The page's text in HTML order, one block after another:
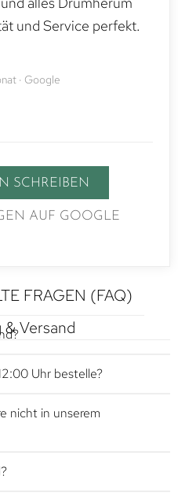
und Service perfekt.
· Google
SCHREIBEN
AUF GOOGLE
FRAGEN (FAQ)
Versand
Uhr bestelle?
nicht in unserem